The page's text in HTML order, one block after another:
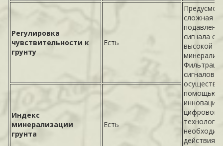
Регулировка
чувствительности к
грунту
Есть
сложная
сигнала от
высокой
сигналов
помощью
цифровой
действия
Индекс
минерализации
грунта
Есть